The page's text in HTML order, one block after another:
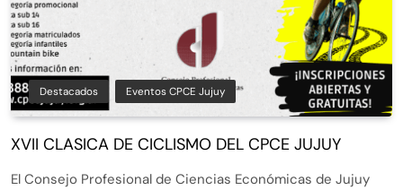
Destacados Eventos CPCE Jujuy
XVII CLASICA DE CICLISMO DEL CPCE JUJUY
El Consejo Profesional de Ciencias Económicas de Jujuy